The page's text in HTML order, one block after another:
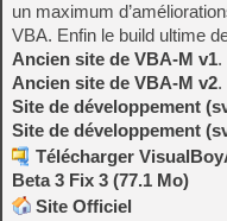
un maximum
VBA. Enfin le build ultime
Ancien site de VBA-M v1.
Ancien site de VBA-M v2.
Site de développement
Site de développement
Télécharger
Beta 3 Fix 3 (77.1 Mo)
Site Officiel